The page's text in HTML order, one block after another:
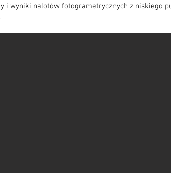
i wyniki nalotów fotogrametrycznych z niskiego